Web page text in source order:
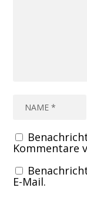
Kommentare
E-Mail.